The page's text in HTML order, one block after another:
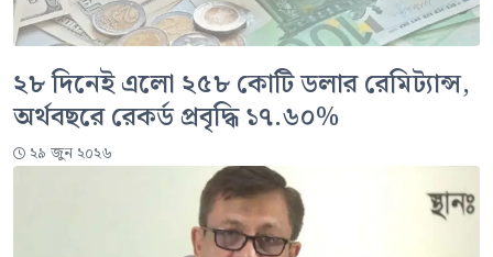
২৮ দিনেই এলো ২৫৮ কোটি ডলার রেমিট্যান্স,
অর্থবছরে রেকর্ড প্রবৃদ্ধি ১৭.৬০%
২৯ জুন ২০২৬